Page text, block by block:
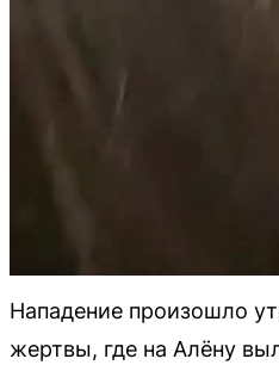
Нападение произошло
жертвы, где на Алёну